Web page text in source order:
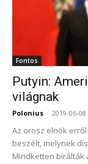
Fontos
Putyin:
világnak
Polonius - 2019-06-08
Az orosz elnök
beszélt, melynek
Mindketten bírálták